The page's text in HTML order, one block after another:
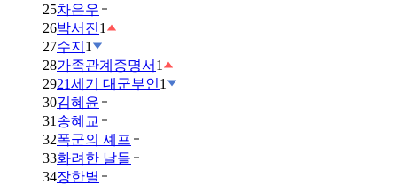
25차은우
26박서진1
27수지 1
28가족관계증명서 1
2921세기 대군부인1
30김혜윤
31 송혜교
32폭군의 셰프
33화려한 날들
34장한별